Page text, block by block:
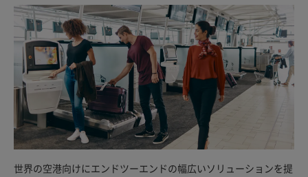
世界の空港向けにエンドツーエンドの幅広いソリューションを提